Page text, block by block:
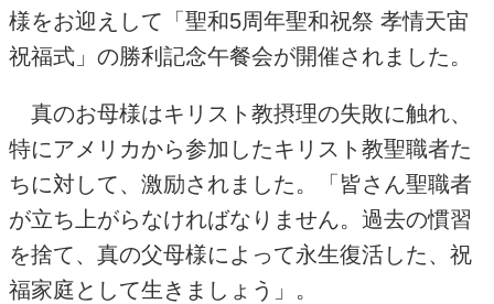
様をお迎えして「聖和5周年聖和祝祭 孝情天宙
祝福式」の勝利記念午餐会が開催されました。
真のお母様はキリスト教摂理の失敗に触れ、
特にアメリカから参加したキリスト教聖職者た
ちに対して、激励されました。「皆さん聖職者
が立ち上がらなければなりません。過去の慣習
を捨て、真の父母様によって永生復活した、祝
福家庭として生きましょう」。